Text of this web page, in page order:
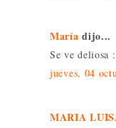
María dijo...
Se ve deliosa
jueves, 04
MARIA